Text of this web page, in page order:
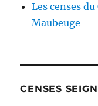
Les censes
Maubeuge
CENSES